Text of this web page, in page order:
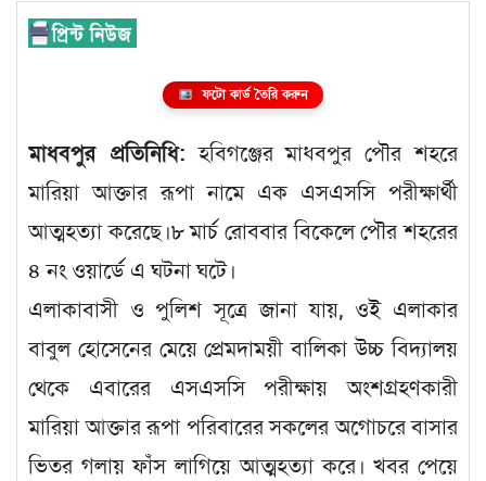
ফটো কার্ড তৈরি করুন
মাধবপুর প্রতিনিধি: হবিগঞ্জের মাধবপুর পৌর শহরে
মারিয়া আক্তার রূপা নামে এক এসএসসি পরীক্ষার্থী
আত্মহত্যা করেছে।৮ মার্চ রোববার বিকেলে পৌর শহরের
৪ নং ওয়ার্ডে এ ঘটনা ঘটে।
এলাকাবাসী ও পুলিশ সূত্রে জানা যায়, ওই এলাকার
বাবুল হোসেনের মেয়ে প্রেমদাময়ী বালিকা উচ্চ বিদ্যালয়
থেকে এবারের এসএসসি পরীক্ষায় অংশগ্রহণকারী
মারিয়া আক্তার রূপা পরিবারের সকলের অগোচরে বাসার
ভিতর গলায় ফাঁস লাগিয়ে আত্মহত্যা করে। খবর পেয়ে